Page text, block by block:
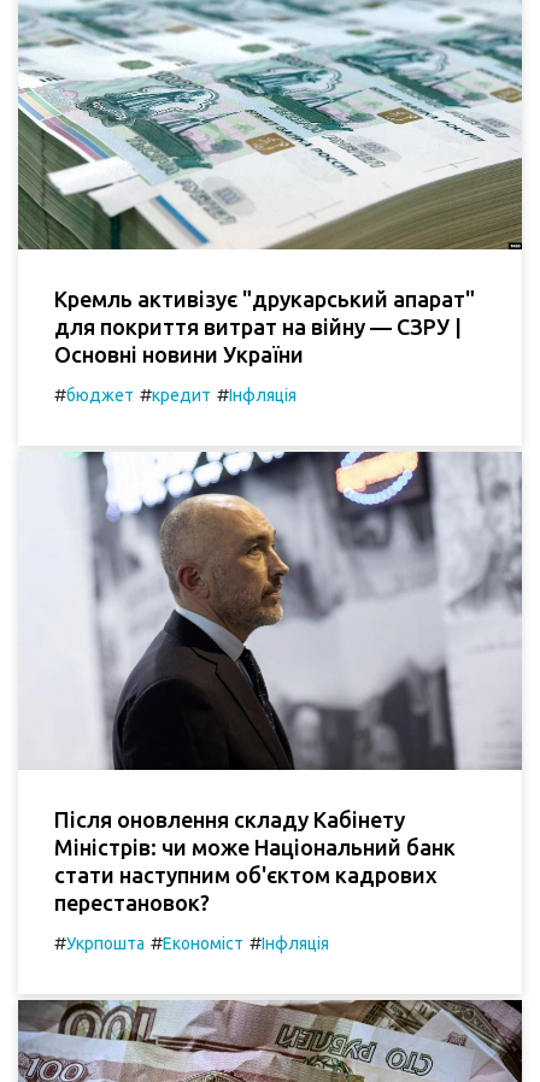
Кремль активізує "друкарський апарат"
для покриття витрат на війну — СЗРУ |
Основні новини України
#бюджет #кредит #Інфляція
Після оновлення складу Кабінету
Міністрів: чи може Національний банк
стати наступним об'єктом кадрових
перестановок?
#Укрпошта #Економіст #Інфляція